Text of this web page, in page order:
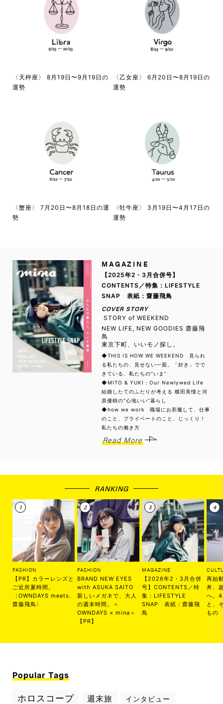
〈天秤座〉 8月19日〜9月19日の
運勢
〈乙女座〉 6月20日〜8月19日の
運勢
〈蟹座〉 7月20日〜8月18日の運
勢
〈牡牛座〉 3月19日〜4月17日の
運勢
MAGAZINE
【2025年2・3月合併号】
CONTENTS／特集：LIFESTYLE
SNAP 表紙：齋藤飛鳥
COVER STORY
STORY of WEEKEND
NEW LIFE, NEW GOODIES 齋藤飛
鳥
東京下町、いいモノ探し。
◆THIS IS HOW WE WEEKEND 見られ
る私たちの、見せない一面。「好き」でで
きている、私たちの“いま”
◆MITO & YUKI：Our Newlywed Life
結婚したてのふたりが考える 横田美憧と河
原優樹の“心地いい”暮らし
◆how we work 職場にお邪魔して、仕事
のこと、プライベートのこと、じっくり！
私たちの働き方
Read More
RANKING
FASHION
【PR】カラーレンズと
ご近所夏時間。
〈OWNDAYS meets.
齋藤飛鳥〉
FASHION
BRAND NEW EYES
with ASUKA SAITO
新しいメガネで、大人
の週末時間。＜
OWNDAYS × mina＞
【PR】
MAGAZINE
【2026年2・3月合併
号】CONTENTS／特
集：LIFESTYLE
SNAP 表紙：齋藤飛
鳥
再始
丼、
へ。
と、
もの
Popular Tags
ホロスコープ 週末旅 インタビュー